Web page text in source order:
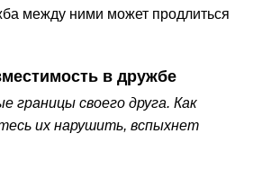
между ними может продлиться
в дружбе
границы своего друга. Как
их нарушить, вспыхнет